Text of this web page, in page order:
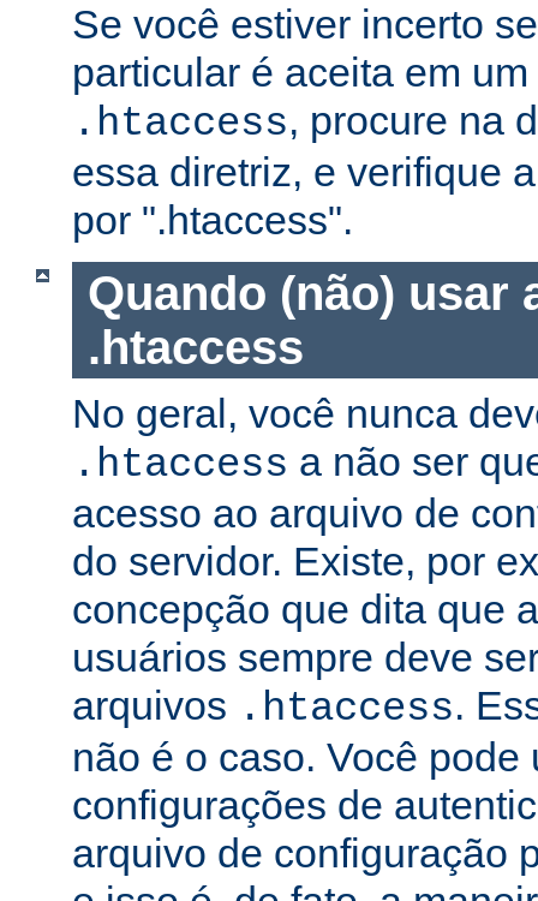
Se você estiver incerto
particular é aceita em
.htaccess, procure na
essa diretriz, e verifique
por ".htaccess".
Quando (não) usar
.htaccess
No geral, você nunca
.htaccess a não ser
acesso ao arquivo de
do servidor. Existe, por
concepção que dita que
usuários sempre deve
arquivos .htaccess.
não é o caso. Você pode
configurações de
arquivo de configuração